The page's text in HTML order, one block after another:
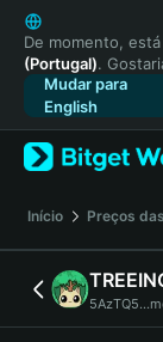
English
日本語
Tiếng Việt
Русский
Español
Türkçe
Français
Deutsch
简体中文
繁體中文
Português
De momento,
(Portugal).
Mudar para
English
Início Preços